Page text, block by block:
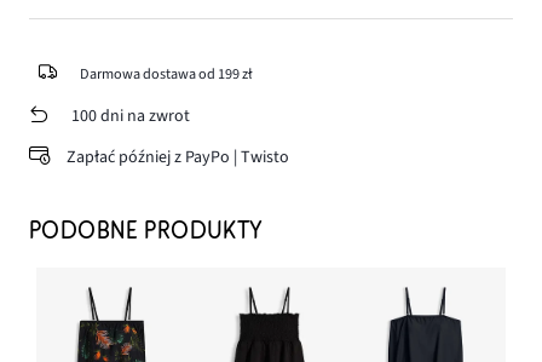
Darmowa dostawa od 199 zł
100 dni na zwrot
Zapłać później z PayPo | Twisto
PODOBNE PRODUKTY